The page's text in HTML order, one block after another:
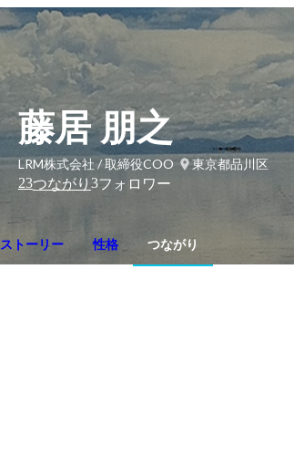
藤居 朋之
LRM株式会社 / 取締役COO
東京都品川区
23つながり 3フォロワー
ストーリー 性格 つながり